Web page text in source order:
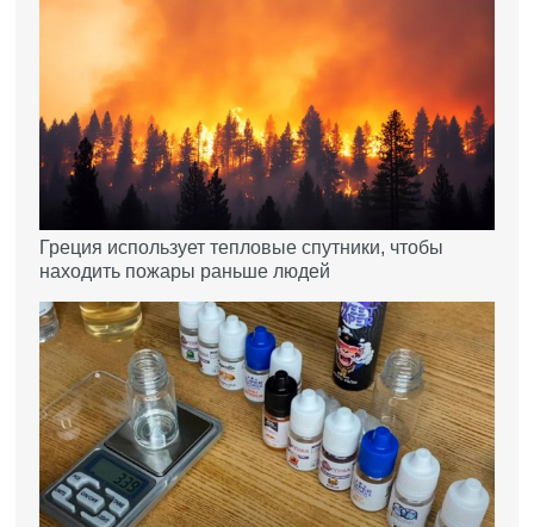
Греция использует тепловые спутники, чтобы
находить пожары раньше людей